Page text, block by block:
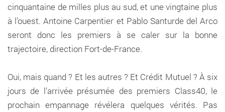
cinquantaine de milles plus au sud, et une vingtaine plus
à l’ouest. Antoine Carpentier et Pablo Santurde del Arco
seront donc les premiers à se caler sur la bonne
trajectoire, direction Fort-de-France.
Oui, mais quand ? Et les autres ? Et Crédit Mutuel ? À six
jours de l’arrivée présumée des premiers Class40, le
prochain empannage révélera quelques vérités. Pas